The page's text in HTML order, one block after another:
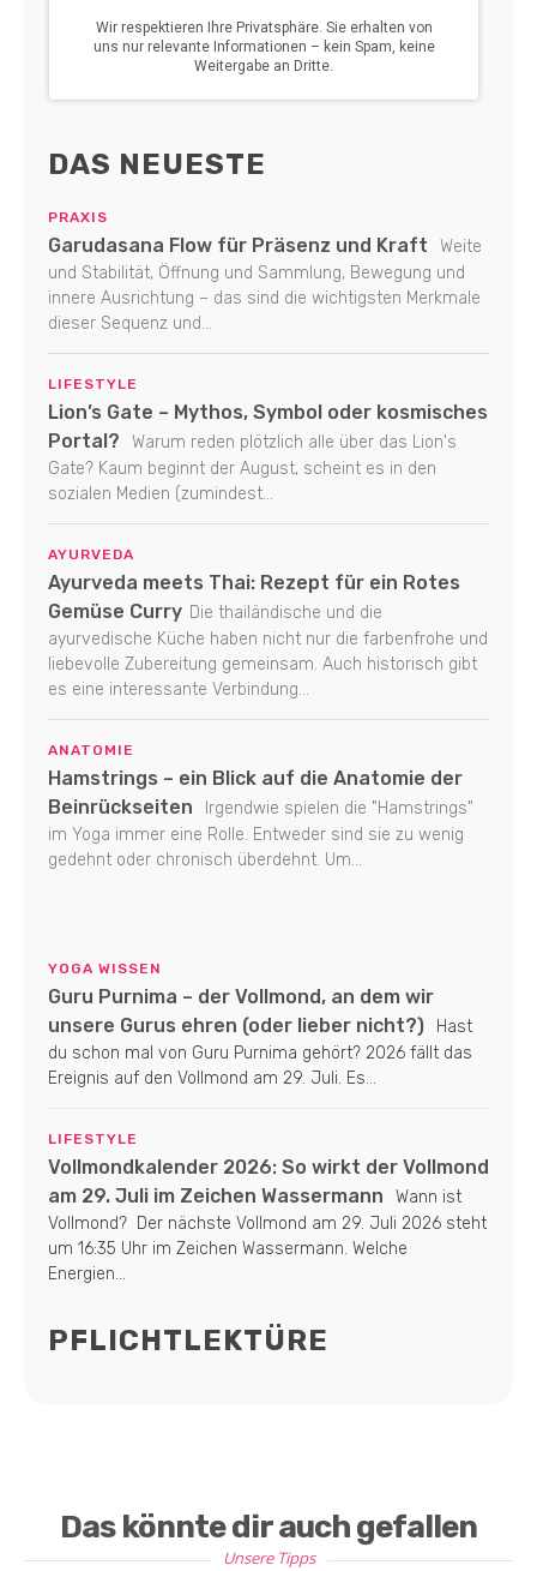
DAS NEUESTE
PRAXIS
Garudasana Flow für Präsenz und Kraft
Weite
und Stabilität, Öffnung und Sammlung, Bewegung und
innere Ausrichtung – das sind die wichtigsten Merkmale
dieser Sequenz und...
LIFESTYLE
Lion’s Gate – Mythos, Symbol oder kosmisches
Portal?
Warum reden plötzlich alle über das Lion's
Gate? Kaum beginnt der August, scheint es in den
sozialen Medien (zumindest...
AYURVEDA
Ayurveda meets Thai: Rezept für ein Rotes
Gemüse Curry Die thailändische und die
ayurvedische Küche haben nicht nur die farbenfrohe und
liebevolle Zubereitung gemeinsam. Auch historisch gibt
es eine interessante Verbindung...
ANATOMIE
Hamstrings – ein Blick auf die Anatomie der
Beinrückseiten
Irgendwie spielen die "Hamstrings"
im Yoga immer eine Rolle. Entweder sind sie zu wenig
gedehnt oder chronisch überdehnt. Um...
YOGA WISSEN
Guru Purnima – der Vollmond, an dem wir
unsere Gurus ehren (oder lieber nicht?)
Hast
du schon mal von Guru Purnima gehört? 2026 fällt das
Ereignis auf den Vollmond am 29. Juli. Es...
LIFESTYLE
Vollmondkalender 2026: So wirkt der Vollmond
am 29. Juli im Zeichen Wassermann
Wann ist
Vollmond? Der nächste Vollmond am 29. Juli 2026 steht
um 16:35 Uhr im Zeichen Wassermann. Welche
Energien...
PFLICHTLEKTÜRE
Das könnte dir auch gefallen
Unsere Tipps